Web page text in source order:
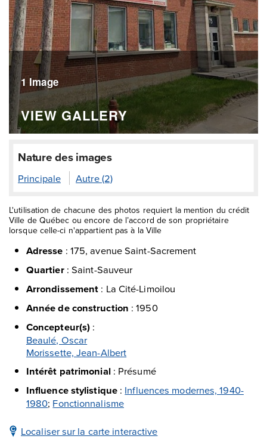
1 Image
VIEW GALLERY
Nature des images
Principale Autre (2)
L'utilisation de chacune des photos requiert la mention du crédit
Ville de Québec ou encore de l’accord de son propriétaire
lorsque celle-ci n'appartient pas à la Ville
Adresse : 175, avenue Saint-Sacrement
Quartier: Saint-Sauveur
Arrondissement : La Cité-Limoilou
Année de construction :1950
Concepteur(s) :
Beaulé, Oscar
Morissette, Jean-Albert
Intérêt patrimonial: Présumé
Influence stylistique: Influences modernes, 1940-
1980; Fonctionnalisme
Localiser sur la carte interactive